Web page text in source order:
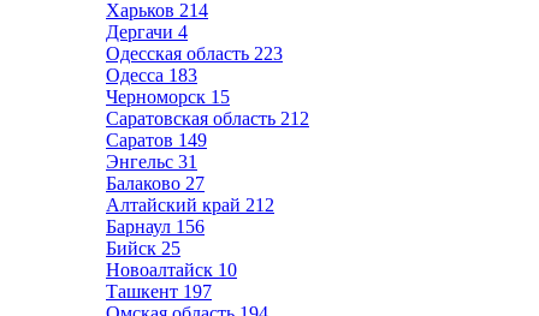
Харьков 214
Дергачи 4
Одесская область 223
Одесса 183
Черноморск 15
Саратовская область 212
Саратов 149
Энгельс 31
Балаково 27
Алтайский край 212
Барнаул 156
Бийск 25
Новоалтайск 10
Ташкент 197